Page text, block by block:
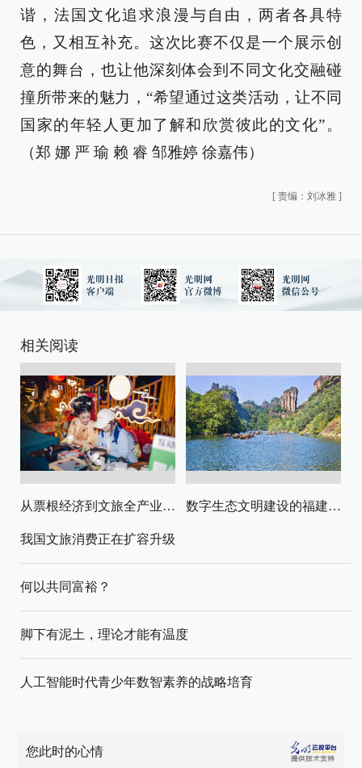
谐，法国文化追求浪漫与自由，两者各具特
色，又相互补充。这次比赛不仅是一个展示创
意的舞台，也让他深刻体会到不同文化交融碰
撞所带来的魅力，“希望通过这类活动，让不同
国家的年轻人更加了解和欣赏彼此的文化”。
（郑 娜 严 瑜 赖 睿 邹雅婷 徐嘉伟）
[ 责编：刘冰雅 ]
相关阅读
从票根经济到文旅全产业链升级 数字生态文明建设的福建路径与启示
我国文旅消费正在扩容升级
何以共同富裕？
脚下有泥土，理论才能有温度
人工智能时代青少年数智素养的战略培育
您此时的心情